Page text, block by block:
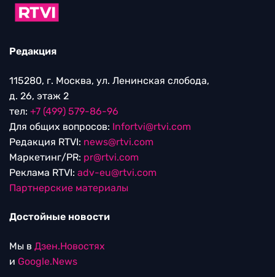
Редакция
115280, г. Москва, ул. Ленинская слобода,
д. 26, этаж 2
тел: +7 (499) 579-86-96
Для общих вопросов: Infortvi@rtvi.com
Редакция RTVI: news@rtvi.com
Маркетинг/PR: pr@rtvi.com
Реклама RTVI: adv-eu@rtvi.com
Партнерские материалы
Достойные новости
Мы в Дзен.Новостях
и Google.News